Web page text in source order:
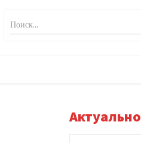
Поиск...
Актуально